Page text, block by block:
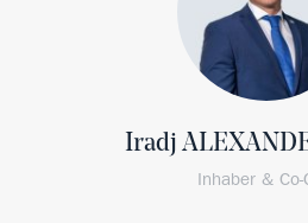
Iradj
Inhaber & Co-